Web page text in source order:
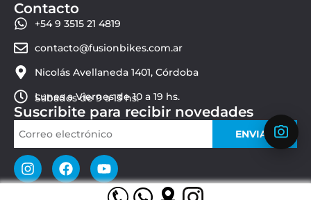
Contacto
+54 9 3515 21 4819
contacto@fusionbikes.com.ar
Nicolás Avellaneda 1401, Córdoba
Lunes a Viernes de 10 a 19 hs.
Sábados de 9 a 13 hs.
Suscribite para recibir novedades
ENVIAR